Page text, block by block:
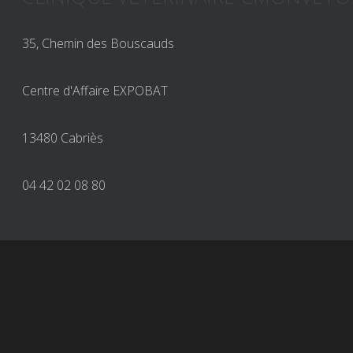
35, Chemin des Bouscauds
Centre d'Affaire EXPOBAT
13480 Cabriès
04 42 02 08 80